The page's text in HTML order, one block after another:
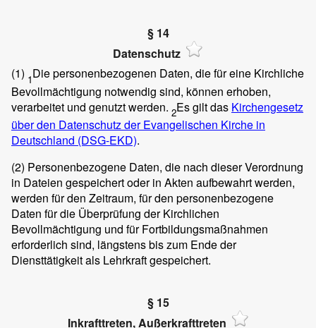
§ 14
Datenschutz
(1) 1Die personenbezogenen Daten, die für eine Kirchliche
Bevollmächtigung notwendig sind, können erhoben,
verarbeitet und genutzt werden. 2Es gilt das Kirchengesetz
über den Datenschutz der Evangelischen Kirche in
Deutschland (DSG-EKD).
(2) Personenbezogene Daten, die nach dieser Verordnung
in Dateien gespeichert oder in Akten aufbewahrt werden,
werden für den Zeitraum, für den personenbezogene
Daten für die Überprüfung der Kirchlichen
Bevollmächtigung und für Fortbildungsmaßnahmen
erforderlich sind, längstens bis zum Ende der
Diensttätigkeit als Lehrkraft gespeichert.
§ 15
Inkrafttreten, Außerkrafttreten